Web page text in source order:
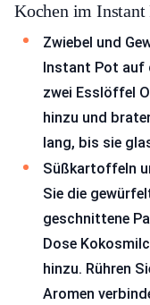
Kochen im Instant
Zwiebel und
Instant Pot auf
zwei Esslöffel
hinzu und
lang, bis sie
Süßkartoffeln
Sie die
geschnittene
Dose
hinzu. Rühren
Aromen